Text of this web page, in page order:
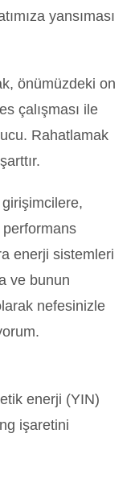
yansıması
önümüzdeki on
çalışması ile
Rahatlamak
girişimcilere,
performans
enerji sistemleri
ve bunun
nefesinizle
enerji (YIN)
işaretini